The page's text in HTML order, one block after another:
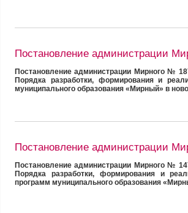
Постановление администрации
Постановление администрации Мирного №
Порядка разработки, формирования и
муниципального образования «Мирный» в
Постановление администрации
Постановление администрации Мирного №
Порядка разработки, формирования и
программ муниципального образования